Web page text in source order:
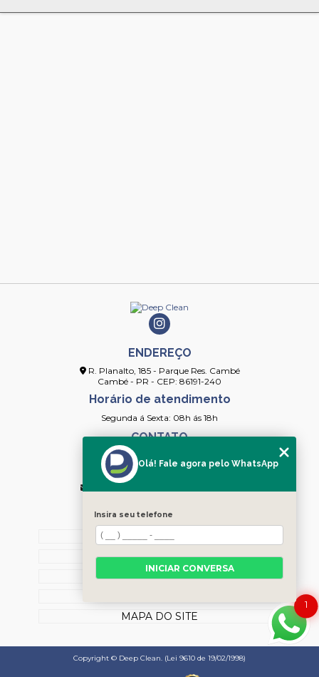
ENDEREÇO
R. Planalto, 185 - Parque Res. Cambé
Cambé - PR - CEP: 86191-240
Horário de atendimento
Segunda á Sexta: 08h ás 18h
CONTATO
(43) 3253-4154
(43) 99912-2091
MENU
HOME
SOBRE NÓS
CONTATO
MAPA DO SITE
Copyright © Deep Clean. (Lei 9610 de 19/02/1998)
1
Olá! Fale agora pelo WhatsApp
Insira seu telefone
INICIAR CONVERSA